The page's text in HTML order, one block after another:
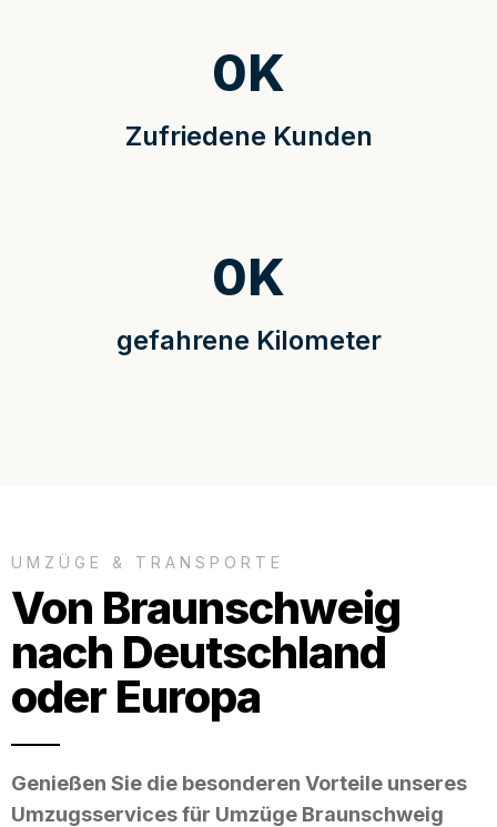
Zufriedene Kunden
0K
gefahrene Kilometer
0K
UMZÜGE & TRANSPORTE
Von Braunschweig
nach Deutschland
oder Europa
Genießen Sie die besonderen Vorteile unseres
Umzugsservices für Umzüge Braunschweig